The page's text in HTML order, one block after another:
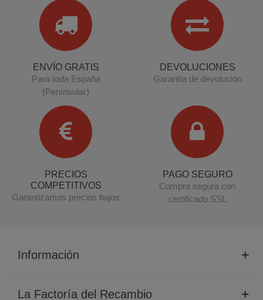
ENVÍO GRATIS
Para toda España
(Penínsular)
DEVOLUCIONES
Garantía de devolución
PRECIOS
COMPETITIVOS
Garantizamos precios bajos
PAGO SEGURO
Compra segura con
certificado SSL
Información
La Factoría del Recambio